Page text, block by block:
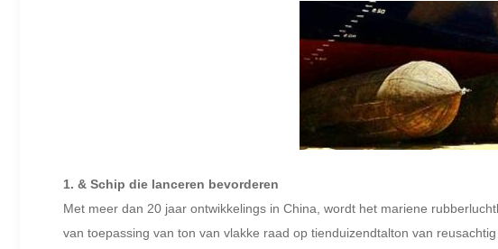
1. & Schip die lanceren bevorderen
Met meer dan 20 jaar ontwikkelings in China, wordt het mariene
van toepassing van ton van vlakke raad op tienduizendtalton van